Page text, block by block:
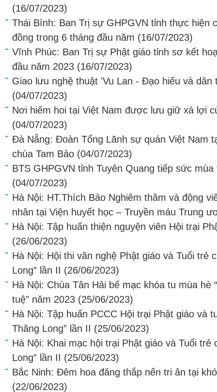
(16/07/2023)
Thái Bình: Ban Trị sự GHPGVN tỉnh thực hiện
đồng trong 6 tháng đầu năm (16/07/2023)
Vĩnh Phúc: Ban Trị sự Phật giáo tỉnh sơ kết
đầu năm 2023 (16/07/2023)
Giao lưu nghệ thuật 'Vu Lan - Đạo hiếu và dân
(04/07/2023)
Nơi hiếm hoi tại Việt Nam được lưu giữ xá lợi
(04/07/2023)
Đà Nẵng: Đoàn Tổng Lãnh sự quán Việt Nam
chùa Tam Bảo (04/07/2023)
BTS GHPGVN tỉnh Tuyên Quang tiếp sức mùa
(04/07/2023)
Hà Nội: HT.Thích Bảo Nghiêm thăm và động
nhân tại Viện huyết học – Truyền máu Trung
Hà Nội: Tập huấn thiện nguyện viên Hội trại
(26/06/2023)
Hà Nội: Hội thi văn nghệ Phật giáo và Tuổi trẻ
Long” lần II (26/06/2023)
Hà Nội: Chùa Tân Hải bế mạc khóa tu mùa hè
tuệ” năm 2023 (25/06/2023)
Hà Nội: Tập huấn PCCC Hội trại Phật giáo và
Thăng Long” lần II (25/06/2023)
Hà Nội: Khai mạc hội trại Phật giáo và Tuổi trẻ
Long” lần II (25/06/2023)
Bắc Ninh: Đêm hoa đăng thắp nến tri ân tại
(22/06/2023)